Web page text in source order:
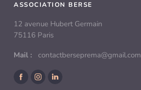
ASSOCIATION BERSE
12 avenue Hubert Germain
75116 Paris
Mail : contactberseprema@gmail.com